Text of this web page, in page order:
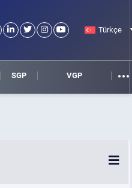
Türkçe
SGP VGP